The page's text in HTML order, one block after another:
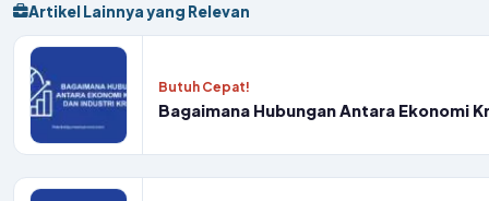
Artikel Lainnya yang Relevan
Butuh Cepat!
Bagaimana Hubungan Antara Ekonomi